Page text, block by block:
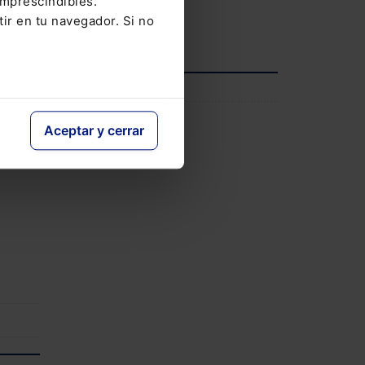
en tu navegador. Si no
Aceptar y cerrar
la
Ver agenda completa
Saber más